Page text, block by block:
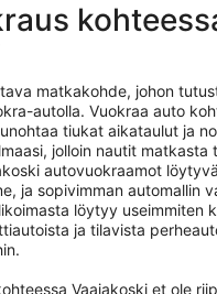
matkakohde, johon
autolla. Vuokraa auto
tiukat aikataulut ja
jolloin nautit matkasta
autovuokraamot
ja sopivimman automallin
löytyy useimmiten
ja tilavista
Vaajakoski et ole